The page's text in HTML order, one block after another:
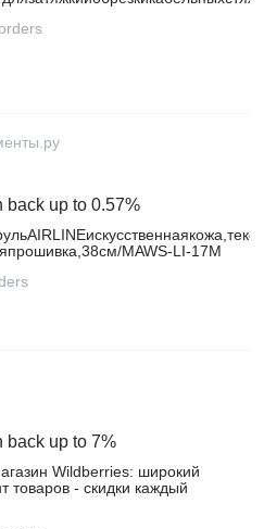
back up to 0.57%
МAWS-LI-17M
back up to 7%
Wildberries: широкий
товаров - скидки каждый